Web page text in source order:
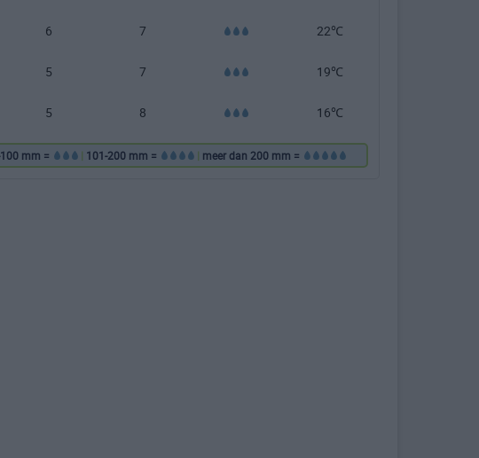
6 7 22℃
5 7 19℃
5 8 16℃
mm = | 101-200 mm = | meer dan 200 mm =